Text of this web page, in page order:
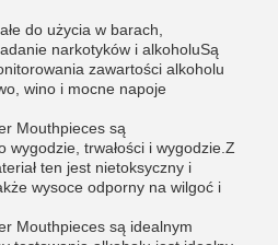
do użycia w barach,
narkotyków i alkoholuSą
zawartości alkoholu
wino i mocne napoje
Mouthpieces są
wygodzie, trwałości i wygodzie.Z
ten jest nietoksyczny i
wysoce odporny na wilgoć i
Mouthpieces są idealnym